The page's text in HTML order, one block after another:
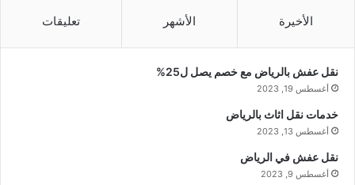
الأخيرة الأشهر تعليقات
نقل عفش بالرياض مع خصم يصل ل25%
أغسطس 19, 2023
خدمات نقل اثاث بالرياض
أغسطس 13, 2023
نقل عفش في الرياض
أغسطس 9, 2023